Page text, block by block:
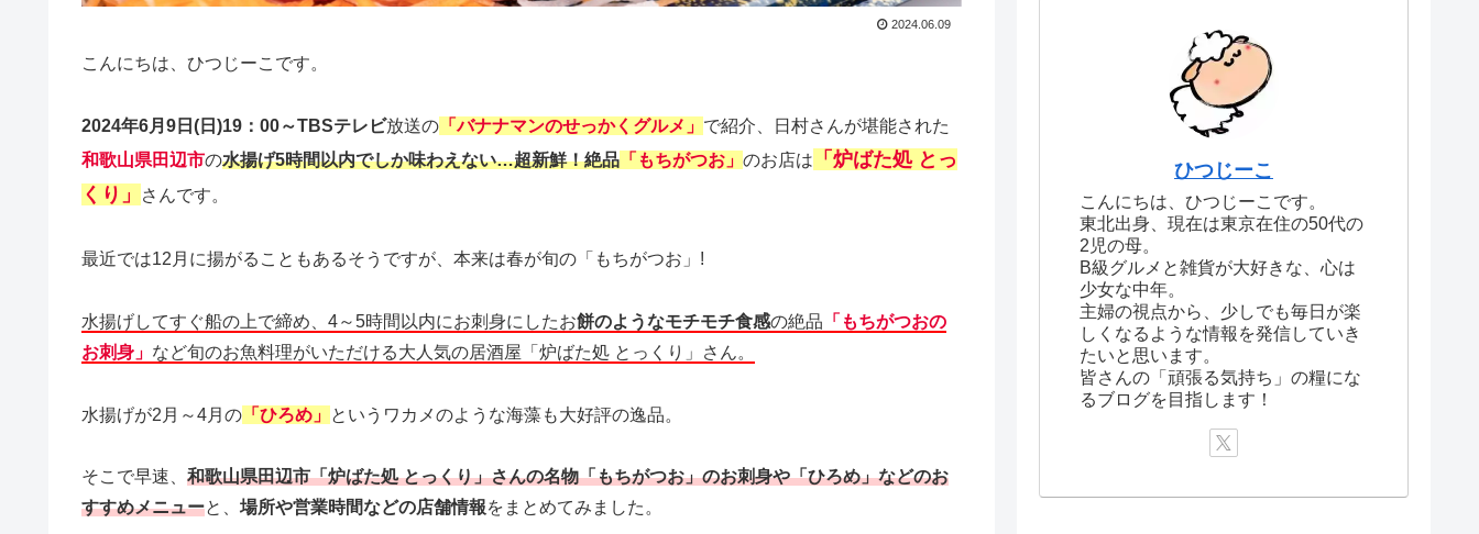
2024.06.09
こんにちは、ひつじーこです。
2024年6月9日(日)19：00～TBSテレビ放送の 「バナナマンのせっかくグルメ」 で紹介、日村さんが堪能された
和歌山県田辺市の水揚げ5時間以内でしか味わえない…超新鮮！絶品 「もちがつお」 のお店は
「炉ばた処 とっ
くり」
さんです。
最近では12月に揚がることもあるそうですが、本来は春が旬の「もちがつお」!
水揚げしてすぐ船の上で締め、4～5時間以内にお刺身にしたお餅のようなモチモチ食感の絶品 「もちがつおの
お刺身」 など旬のお魚料理がいただける大人気の居酒屋「炉ばた処 とっくり」さん。
水揚げが2月～4月の 「ひろめ」 というワカメのような海藻も大好評の逸品。
そこで早速、 和歌山県田辺市「炉ばた処 とっくり」さんの名物「もちがつお」のお刺身や「ひろめ」などのお
すすめメニューと、 場所や営業時間などの店舗情報をまとめてみました。
ひつじーこ
こんにちは、ひつじーこです。
東北出身、現在は東京在住の50代の
2児の母。
B級グルメと雑貨が大好きな、心は
少女な中年。
主婦の視点から、少しでも毎日が楽
しくなるような情報を発信していき
たいと思います。
皆さんの「頑張る気持ち」の糧にな
るブログを目指します！